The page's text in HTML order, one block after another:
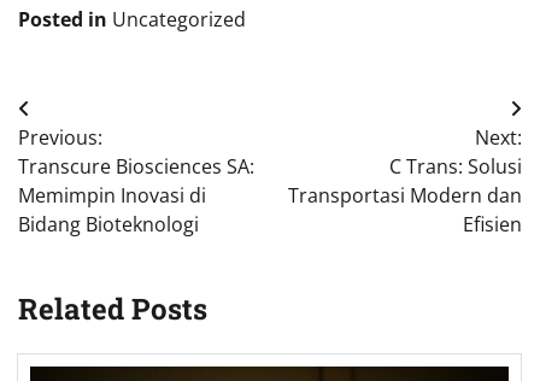
Posted in Uncategorized
Post
navigation
Previous:
Transcure Biosciences SA:
Memimpin Inovasi di
Bidang Bioteknologi
Next:
C Trans: Solusi
Transportasi Modern dan
Efisien
Related Posts